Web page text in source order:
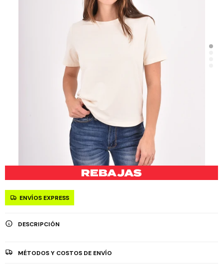
ENVÍOS EXPRESS
DESCRIPCIÓN
MÉTODOS Y COSTOS DE ENVÍO